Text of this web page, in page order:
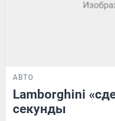
АВТО
Lamborghini
секунды